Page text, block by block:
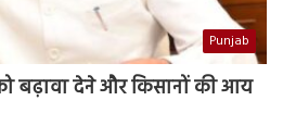
Punjab
बढ़ावा देने और किसानों की आय